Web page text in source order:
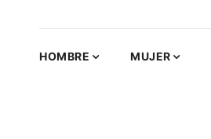
HOMBRE MUJER